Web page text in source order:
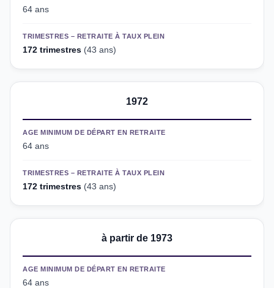
64 ans
TRIMESTRES – RETRAITE À TAUX PLEIN
172 trimestres (43 ans)
1972
AGE MINIMUM DE DÉPART EN RETRAITE
64 ans
TRIMESTRES – RETRAITE À TAUX PLEIN
172 trimestres (43 ans)
à partir de 1973
AGE MINIMUM DE DÉPART EN RETRAITE
64 ans